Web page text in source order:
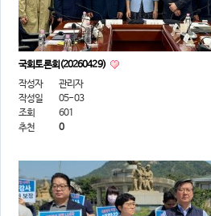
국회토론회(20260429)
작성자
관리자
작성일
05-03
조회
601
추천
0